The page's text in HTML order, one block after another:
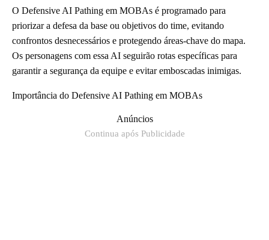
O Defensive AI Pathing em MOBAs é programado para
priorizar a defesa da base ou objetivos do time, evitando
confrontos desnecessários e protegendo áreas-chave do mapa.
Os personagens com essa AI seguirão rotas específicas para
garantir a segurança da equipe e evitar emboscadas inimigas.
Importância do Defensive AI Pathing em MOBAs
Anúncios
Continua após Publicidade